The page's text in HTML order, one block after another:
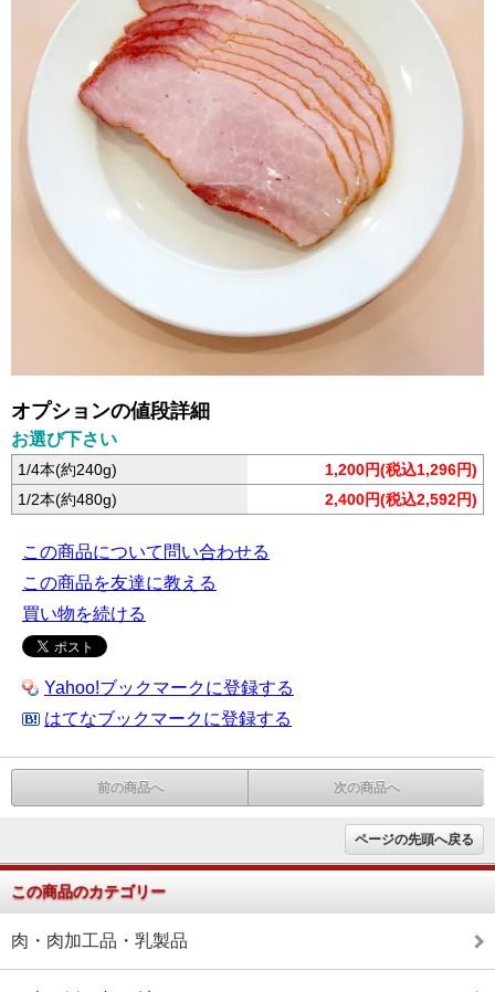
オプションの値段詳細
お選び下さい
1/4本(約240g)
1,200円(税込1,296円)
1/2本(約480g)
2,400円(税込2,592円)
この商品について問い合わせる
この商品を友達に教える
買い物を続ける
Yahoo!ブックマークに登録する
はてなブックマークに登録する
前の商品へ 次の商品へ
ページの先頭へ戻る
この商品のカテゴリー
肉・肉加工品・乳製品